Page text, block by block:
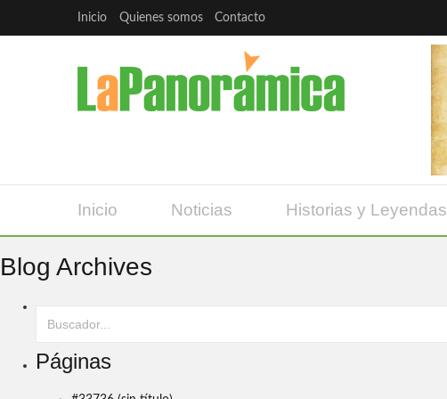
Inicio Quienes somos Contacto
Inicio Noticias Historias y Leyendas
Blog Archives
Páginas